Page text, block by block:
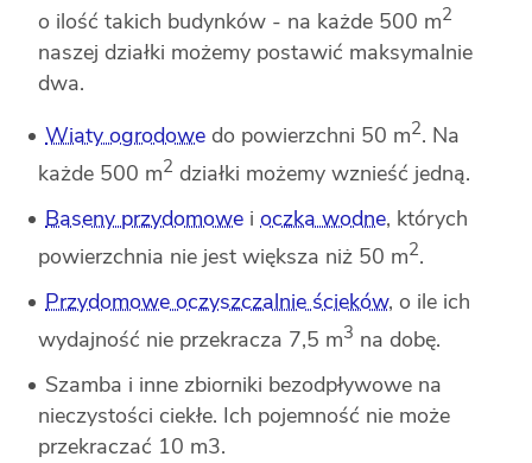
o ilość takich budynków - na każde 500 m2
naszej działki możemy postawić maksymalnie
dwa.
Wiaty ogrodowe do powierzchni 50 m2. Na
każde 500 m2 działki możemy wznieść jedną.
Baseny przydomowe i oczka wodne, których
powierzchnia nie jest większa niż 50 m2.
Przydomowe oczyszczalnie ścieków, o ile ich
wydajność nie przekracza 7,5 m3 na dobę.
Szamba i inne zbiorniki bezodpływowe na
nieczystości ciekłe. Ich pojemność nie może
przekraczać 10 m3.